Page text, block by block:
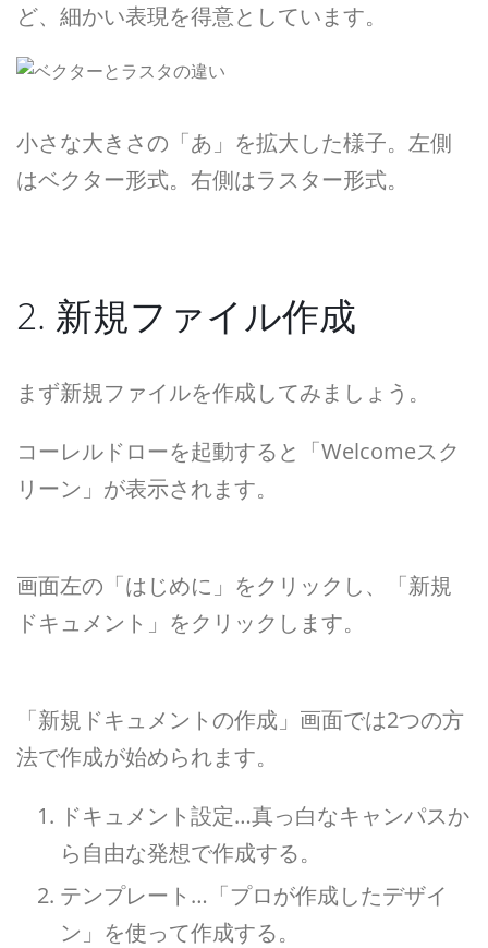
ど、細かい表現を得意としています。
小さな大きさの「あ」を拡大した様子。左側
はベクター形式。右側はラスター形式。
2. 新規ファイル作成
まず新規ファイルを作成してみましょう。
コーレルドローを起動すると「Welcomeスク
リーン」が表示されます。
画面左の「はじめに」をクリックし、「新規
ドキュメント」をクリックします。
「新規ドキュメントの作成」画面では2つの方
法で作成が始められます。
ドキュメント設定…真っ白なキャンパスか
ら自由な発想で作成する。
テンプレート…「プロが作成したデザイ
ン」を使って作成する。